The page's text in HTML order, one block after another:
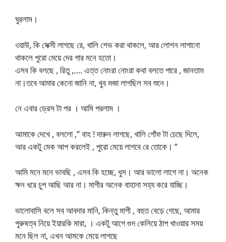
ঘুরলাম।
ওয়াউ, কি সেক্সী লাগছে রে, খালি শেভ করা থাকলে, আর লোশন লাগানো
থাকলে পুরো মেয়ে দের গার মনে হতো।
এসব কি বলছে , রিতু ,…. এত্ত নোংরা নোংরা কথা বলতে পারে , জানতাম
না।তবে আমার কেনো জানি না, খুব মজা লাগছিল সব শুনে।
নে এবার ড্রেস টা পর । আমি পরলাম ।
আমাকে দেখে , বললো ,” বাহ ! দারুন লাগছে, খালি গোঁফ টা চেছে দিলে,
আর একটু মেক আপ করলেই , পুরো মেয়ে লাগবে রে তোকে। ”
আমি মনে মনে ভাবছি , এসব কি হচ্ছে, ধুস। আর ভালো লাগে না। অনেক
ক্ষন ধরে চুপ আছি আর না। মাগীর অনেক বাহানা সহ্য করে যাচ্ছি।
ভালোবাসি বলে সব আবদার মানি, কিন্তু মাগী , বহুত বেড়ে গেছে, আমার
পুরুষত্ব নিয়ে ইয়ারকি মারা, । একটু আগে গুদ কেলিয়ে ঠাপ খাওয়ার সময়
মনে ছিল না, এখন আমকে মেয়ে লাগছে